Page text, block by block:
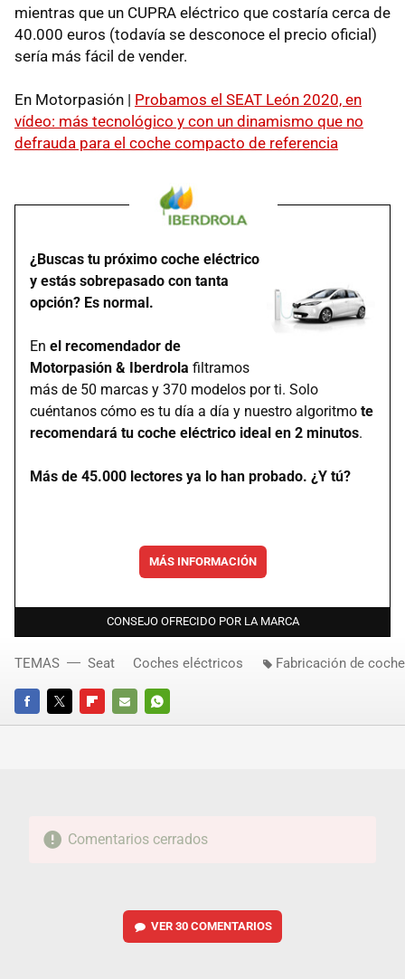
mientras que un CUPRA eléctrico que costaría cerca de
40.000 euros (todavía se desconoce el precio oficial)
sería más fácil de vender.
En Motorpasión | Probamos el SEAT León 2020, en
vídeo: más tecnológico y con un dinamismo que no
defrauda para el coche compacto de referencia
¿Buscas tu próximo coche eléctrico
y estás sobrepasado con tanta
opción? Es normal.
En el recomendador de
Motorpasión & Iberdrola filtramos
más de 50 marcas y 370 modelos por ti. Solo
cuéntanos cómo es tu día a día y nuestro algoritmo te
recomendará tu coche eléctrico ideal en 2 minutos.
Más de 45.000 lectores ya lo han probado. ¿Y tú?
MÁS INFORMACIÓN
CONSEJO OFRECIDO POR LA MARCA
FACEBOOKTWITTERFLIPBOARD
E-
WHATSAPP
TEMAS Seat Coches eléctricos Fabricación de
Comentarios cerrados
VER 30 COMENTARIOS